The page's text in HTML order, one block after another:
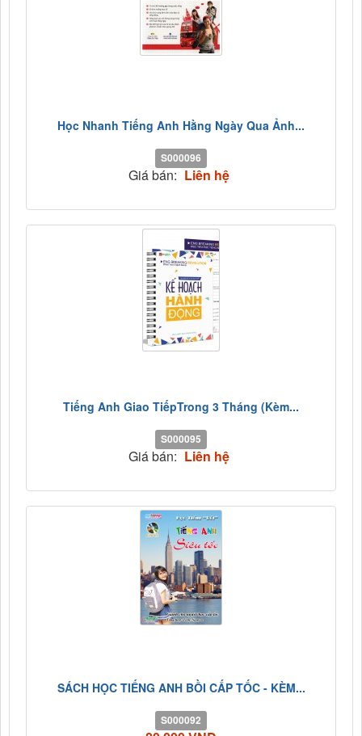
Học Nhanh Tiếng Anh Hằng Ngày Qua Ảnh...
S000096
Giá bán: Liên hệ
Tiếng Anh Giao TiếpTrong 3 Tháng (Kèm...
S000095
Giá bán: Liên hệ
SÁCH HỌC TIẾNG ANH BỒI CẤP TỐC - KÈM...
S000092